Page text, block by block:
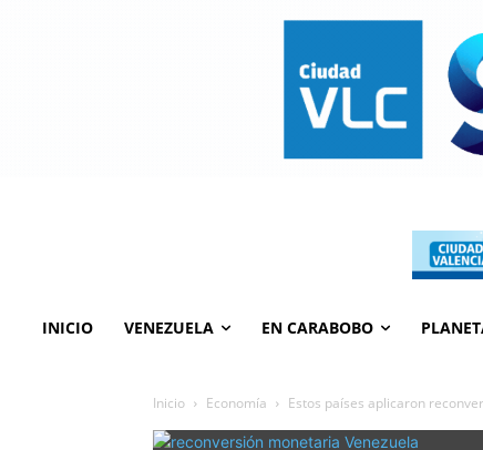
INICIO VENEZUELA EN CARABOBO
Inicio Economía Estos países aplicaron